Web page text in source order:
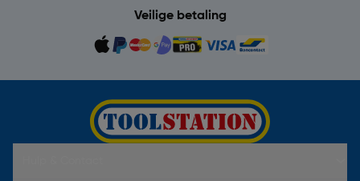
Veilige betaling